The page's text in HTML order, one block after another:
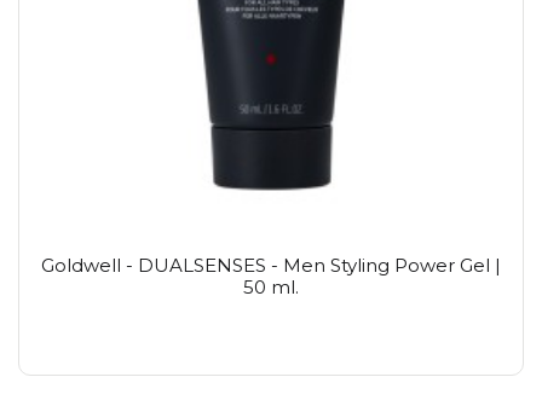
Goldwell - DUALSENSES - Men Styling Power Gel |
50 ml.